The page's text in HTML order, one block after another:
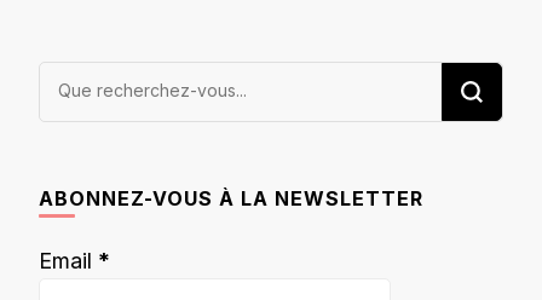
Vous
ABONNEZ-VOUS À LA NEWSLETTER
Email *